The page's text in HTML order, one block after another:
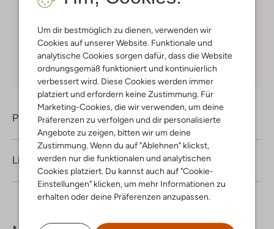
Um dir bestmöglich zu dienen, verwenden wir
Cookies auf unserer Website. Funktionale und
analytische Cookies sorgen dafür, dass die Website
ordnungsgemäß funktioniert und kontinuierlich
verbessert wird. Diese Cookies werden immer
platziert und erfordern keine Zustimmung. Für
Marketing-Cookies, die wir verwenden, um deine
Präferenzen zu verfolgen und dir personalisierte
Angebote zu zeigen, bitten wir um deine
Zustimmung. Wenn du auf "Ablehnen" klickst,
werden nur die funktionalen und analytischen
Cookies platziert. Du kannst auch auf "Cookie-
Einstellungen" klicken, um mehr Informationen zu
erhalten oder deine Präferenzen anzupassen.
Mitglieder in Deutschland
Kauf auf Rechnung 30 TagenRückgaberecht
Produktinformation
Lieferung & Rückgabe